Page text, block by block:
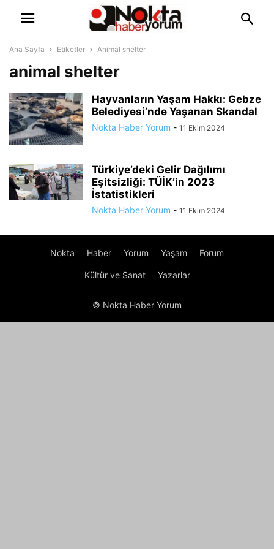
Ana Sayfa Etiketler Animal shelter
animal shelter
Hayvanların Yaşam Hakkı: Gebze
Belediyesi’nde Yaşanan Skandal
Nokta Haber Yorum - 11 Ekim 2024
Türkiye’deki Gelir Dağılımı
Eşitsizliği: TÜİK’in 2023
İstatistikleri
Nokta Haber Yorum - 11 Ekim 2024
Nokta Haber Yorum Yaşam Forum
Kültür ve Sanat Yazarlar
© Nokta Haber Yorum